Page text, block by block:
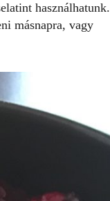
használhatunk.
másnapra, vagy